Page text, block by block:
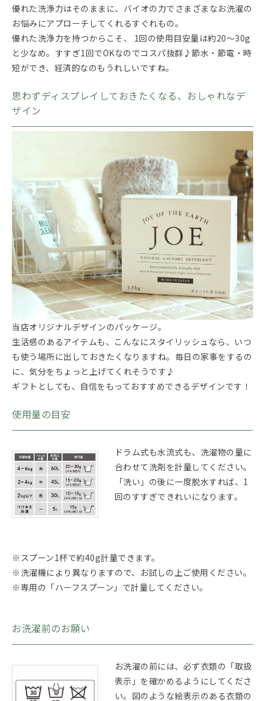
優れた洗浄力はそのままに、バイオの力でさまざまなお洗濯の
お悩みにアプローチしてくれるすぐれもの。
優れた洗浄力を持つからこそ、 1回の使用目安量は約20～30g
と少なめ。すすぎ1回でOKなのでコスパ抜群♪節水・節電・時
短ができ、経済的なのもうれしいですね。
思わずディスプレイしておきたくなる、おしゃれなデ
ザイン
当店オリジナルデザインのパッケージ。
生活感のあるアイテムも、こんなにスタイリッシュなら、いつ
も使う場所に出しておきたくなりますね。毎日の家事をするの
に、気分をちょっと上げてくれそうです♪
ギフトとしても、自信をもっておすすめできるデザインです！
使用量の目安
ドラム式も水流式も、洗濯物の量に
合わせて洗剤を計量してください。
「洗い」の後に一度脱水すれば、1
回のすすぎできれいになります。
※スプーン1杯で約40g計量できます。
※洗濯機により異なりますので、お試しの上ご使用ください。
※専用の「ハーフスプーン」で計量してください。
お洗濯前のお願い
お洗濯の前には、必ず衣類の「取扱
表示」を確かめるようにしてくださ
い。図のような絵表示のある衣類の